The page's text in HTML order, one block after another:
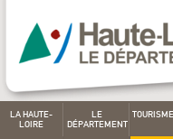
LA HAUTE-
LOIRE
LE
DÉPARTEMENT
TOURISME